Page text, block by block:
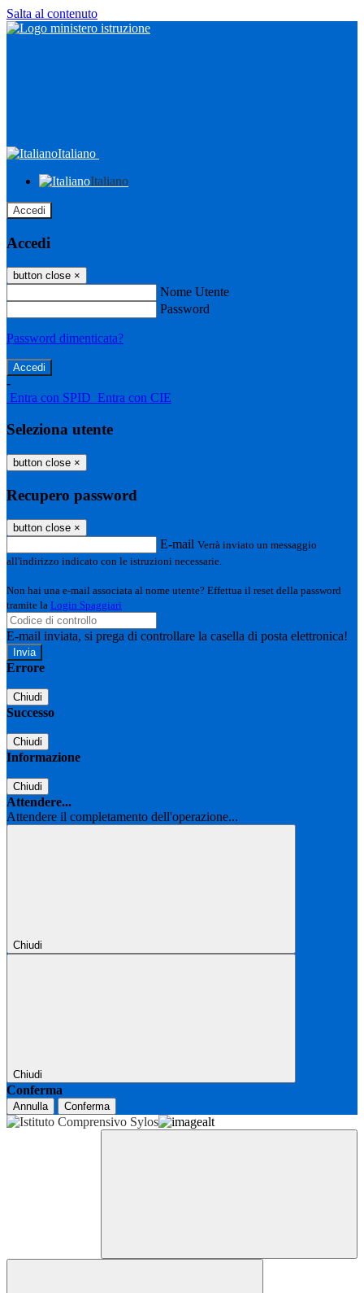
Salta al contenuto
Italiano
Italiano
Accedi
Accedi
button close ×
Nome Utente
Password
Password dimenticata?
-
Entra con SPID Entra con CIE
Seleziona utente
button close ×
Recupero password
button close ×
E-mail Verrà inviato un messaggio
all'indirizzo indicato con le istruzioni necessarie.
Non hai una e-mail associata al nome utente? Effettua il reset della password
tramite la Login Spaggiari
E-mail inviata, si prega di controllare la casella di posta elettronica!
Errore
Chiudi
Successo
Chiudi
Informazione
Chiudi
Attendere...
Attendere il completamento dell'operazione...
Chiudi
Chiudi
Conferma
Annulla Conferma